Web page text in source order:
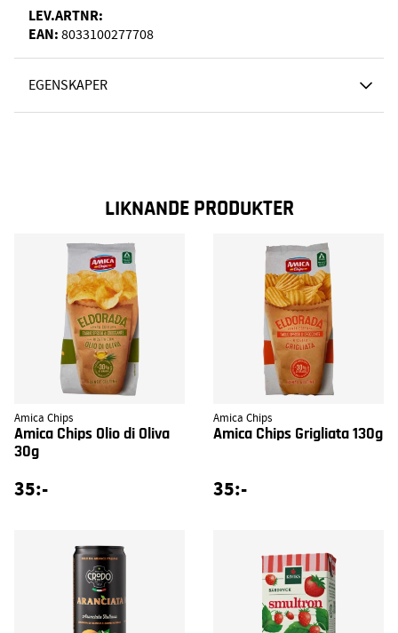
LEV.ARTNR:
EAN: 8033100277708
EGENSKAPER
LIKNANDE PRODUKTER
Amica Chips
Amica Chips Olio di Oliva
30g
35:-
Amica Chips
Amica Chips Grigliata 130g
35:-